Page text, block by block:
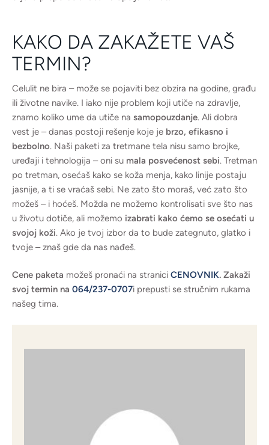
KAKO DA ZAKAŽETE VAŠ
TERMIN?
Celulit ne bira – može se pojaviti bez obzira na godine, građu
ili životne navike. I iako nije problem koji utiče na zdravlje,
znamo koliko ume da utiče na samopouzdanje. Ali dobra
vest je – danas postoji rešenje koje je brzo, efikasno i
bezbolno. Naši paketi za tretmane tela nisu samo brojke,
uređaji i tehnologija – oni su mala posvećenost sebi. Tretman
po tretman, osećaš kako se koža menja, kako linije postaju
jasnije, a ti se vraćaš sebi. Ne zato što moraš, već zato što
možeš – i hoćeš. Možda ne možemo kontrolisati sve što nas
u životu dotiče, ali možemo izabrati kako ćemo se osećati u
svojoj koži. Ako je tvoj izbor da to bude zategnuto, glatko i
tvoje – znaš gde da nas nađeš.
Cene paketa možeš pronaći na stranici CENOVNIK. Zakaži
svoj termin na 064/237-0707i prepusti se stručnim rukama
našeg tima.